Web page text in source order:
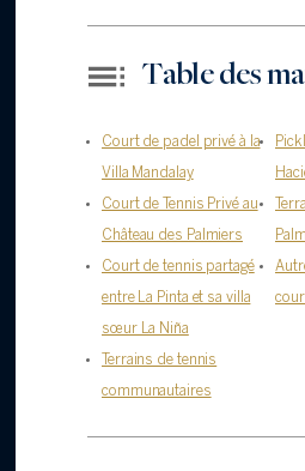
Table des
Court de padel privé à la
Villa Mandalay
Court de Tennis Privé au
Château des Palmiers
Court de tennis partagé
entre La Pinta et sa villa
sœur La Niña
Terrains de tennis
communautaires